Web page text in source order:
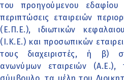
του προηγούμενου
περιπτώσεις εταιρειών
(Ε.Π.Ε.), ιδιωτικών
(Ι.Κ.Ε.) και προσωπικών
τους διαχειριστές, ή β)
ανωνύμων εταιρειών (Α.Ε.),